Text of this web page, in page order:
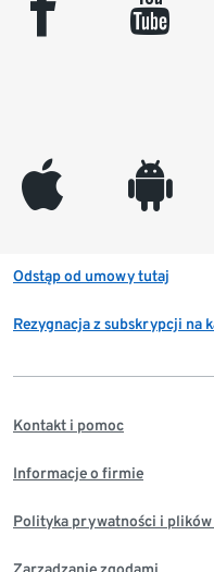
appleinc android
Odstąp od umowy tutaj
Rezygnacja z subskrypcji na
Kontakt i pomoc
Informacje o firmie
Polityka prywatności i plików